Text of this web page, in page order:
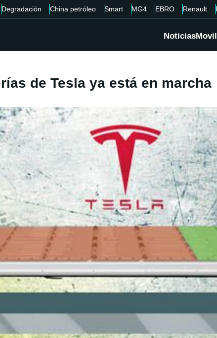
Degradación China petróleo Smart MG4 EBRO Renault
Noticias
de Tesla ya está en marcha